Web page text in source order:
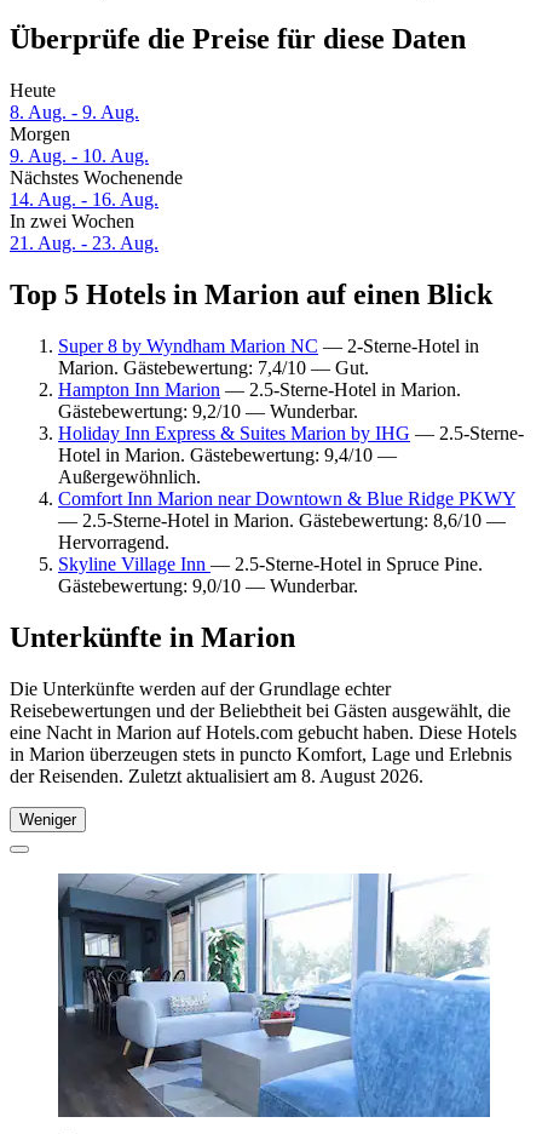
Überprüfe die Preise für diese Daten
Heute
8. Aug. - 9. Aug.
Morgen
9. Aug. - 10. Aug.
Nächstes Wochenende
14. Aug. - 16. Aug.
In zwei Wochen
21. Aug. - 23. Aug.
Top 5 Hotels in Marion auf einen Blick
Super 8 by Wyndham Marion NC — 2-Sterne-Hotel in
Marion. Gästebewertung: 7,4/10 — Gut.
Hampton Inn Marion — 2.5-Sterne-Hotel in Marion.
Gästebewertung: 9,2/10 — Wunderbar.
Holiday Inn Express & Suites Marion by IHG — 2.5-Sterne-
Hotel in Marion. Gästebewertung: 9,4/10 —
Außergewöhnlich.
Comfort Inn Marion near Downtown & Blue Ridge PKWY
— 2.5-Sterne-Hotel in Marion. Gästebewertung: 8,6/10 —
Hervorragend.
Skyline Village Inn — 2.5-Sterne-Hotel in Spruce Pine.
Gästebewertung: 9,0/10 — Wunderbar.
Unterkünfte in Marion
Die Unterkünfte werden auf der Grundlage echter
Reisebewertungen und der Beliebtheit bei Gästen ausgewählt, die
eine Nacht in Marion auf Hotels.com gebucht haben. Diese Hotels
in Marion überzeugen stets in puncto Komfort, Lage und Erlebnis
der Reisenden. Zuletzt aktualisiert am 8. August 2026.
Weniger